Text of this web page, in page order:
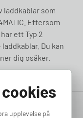
laddkablar som
Eftersom
ett Typ 2
Du kan
dig osäker.
upplevelse på